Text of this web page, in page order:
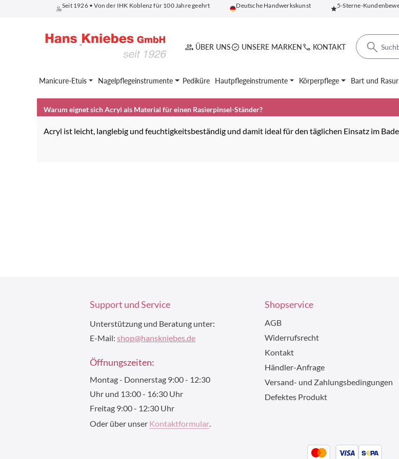
Zur Hauptnavigation springen
Seit 1926 • Von der IHK Koblenz für 100 Jahre geehrt Deutsche Handwerkskunst 5-Sterne-
ÜBER UNS UNSERE MARKEN KONTAKT
Manicure-Etuis Nagelpflegeinstrumente Pediküre Hautpflegeinstrumente Körperpflege Bart und Rasur
Warum eignet sich Acryl als Material für einen Rasierpinsel-Ständer?
Acryl ist leicht, langlebig und feuchtigkeitsbeständig und damit ideal für den täglichen Einsatz im
Support und Service
Unterstützung und Beratung unter:
E-Mail: shop@hanskniebes.de
Öffnungszeiten:
Montag - Donnerstag 9:00 - 12:30
Uhr und 13:00 - 16:30 Uhr
Freitag 9:00 - 12:30 Uhr
Oder über unser Kontaktformular.
Shopservice
AGB
Widerrufsrecht
Kontakt
Händler-Anfrage
Versand- und Zahlungsbedingungen
Defektes Produkt